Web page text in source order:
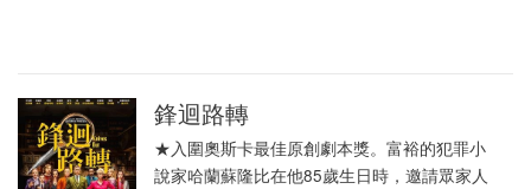
鋒迴路轉
★入圍奧斯卡最佳原創劇本獎。富裕的犯罪小
說家哈蘭蘇隆比在他85歲生日時，邀請眾家人